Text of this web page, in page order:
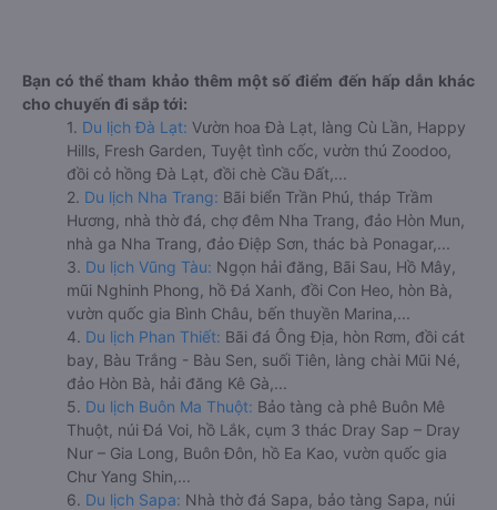
Bạn có thể tham khảo thêm một số điểm đến hấp dẫn khác
cho chuyến đi sắp tới:
1. Du lịch Đà Lạt: Vườn hoa Đà Lạt, làng Cù Lần, Happy
Hills, Fresh Garden, Tuyệt tình cốc, vườn thú Zoodoo,
đồi cỏ hồng Đà Lạt, đồi chè Cầu Đất,...
2. Du lịch Nha Trang: Bãi biển Trần Phú, tháp Trầm
Hương, nhà thờ đá, chợ đêm Nha Trang, đảo Hòn Mun,
nhà ga Nha Trang, đảo Điệp Sơn, thác bà Ponagar,...
3. Du lịch Vũng Tàu: Ngọn hải đăng, Bãi Sau, Hồ Mây,
mũi Nghinh Phong, hồ Đá Xanh, đồi Con Heo, hòn Bà,
vườn quốc gia Bình Châu, bến thuyền Marina,...
4. Du lịch Phan Thiết: Bãi đá Ông Địa, hòn Rơm, đồi cát
bay, Bàu Trắng - Bàu Sen, suối Tiên, làng chài Mũi Né,
đảo Hòn Bà, hải đăng Kê Gà,...
5. Du lịch Buôn Ma Thuột: Bảo tàng cà phê Buôn Mê
Thuột, núi Đá Voi, hồ Lắk, cụm 3 thác Dray Sap – Dray
Nur – Gia Long, Buôn Đôn, hồ Ea Kao, vườn quốc gia
Chư Yang Shin,...
6. Du lịch Sapa: Nhà thờ đá Sapa, bảo tàng Sapa, núi